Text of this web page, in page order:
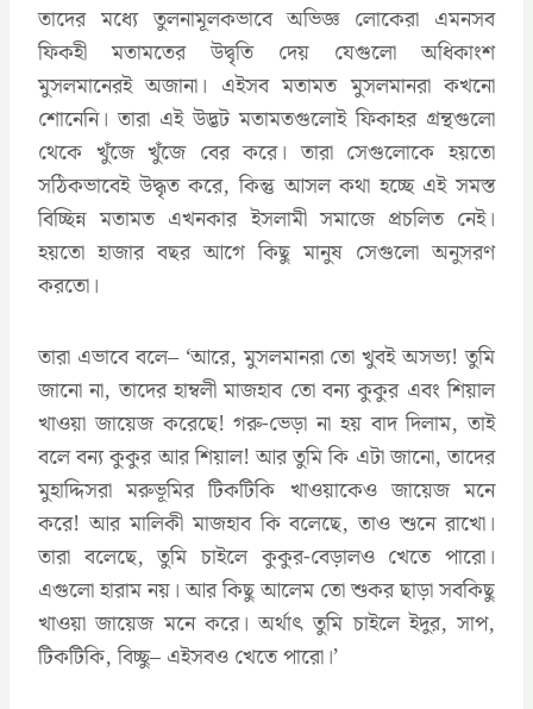
তাদের মধ্যে তুলনামূলকভাবে অভিজ্ঞ লোকেরা এমনসব
ফিকহী মতামতের উদ্বৃতি দেয় যেগুলো অধিকাংশ
মুসলমানেরই অজানা। এইসব মতামত মুসলমানরা কখনো
শোনেনি। তারা এই উদ্ভট মতামতগুলোই ফিকাহর গ্রন্থগুলো
থেকে খুঁজে খুঁজে বের করে। তারা সেগুলোকে হয়তো
সঠিকভাবেই উদ্ধৃত করে, কিন্তু আসল কথা হচ্ছে এই সমস্ত
বিচ্ছিন্ন মতামত এখনকার ইসলামী সমাজে প্রচলিত নেই।
হয়তো হাজার বছর আগে কিছু মানুষ সেগুলো অনুসরণ
করতো।
তারা এভাবে বলে– ‘আরে, মুসলমানরা তো খুবই অসভ্য! তুমি
জানো না, তাদের হাম্বলী মাজহাব তো বন্য কুকুর এবং শিয়াল
খাওয়া জায়েজ করেছে! গরু-ভেড়া না হয় বাদ দিলাম, তাই
বলে বন্য কুকুর আর শিয়াল! আর তুমি কি এটা জানো, তাদের
মুহাদ্দিসরা মরুভূমির টিকটিকি খাওয়াকেও জায়েজ মনে
করে! আর মালিকী মাজহাব কি বলেছে, তাও শুনে রাখো।
তারা বলেছে, তুমি চাইলে কুকুর-বেড়ালও খেতে পারো।
এগুলো হারাম নয়। আর কিছু আলেম তো শুকর ছাড়া সবকিছু
খাওয়া জায়েজ মনে করে। অর্থাৎ তুমি চাইলে ইদুর, সাপ,
টিকটিকি, বিচ্ছু– এইসবও খেতে পারো।’